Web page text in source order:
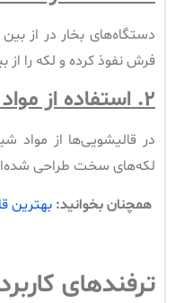
دستگاه‌های بخار در از
فرش نفوذ کرده و لکه را
۲. استفاده از
در قالیشویی‌ها از مواد
لکه‌های سخت طراحی شده‌اند
همچنان بخوانید: بهترین
ترفندهای